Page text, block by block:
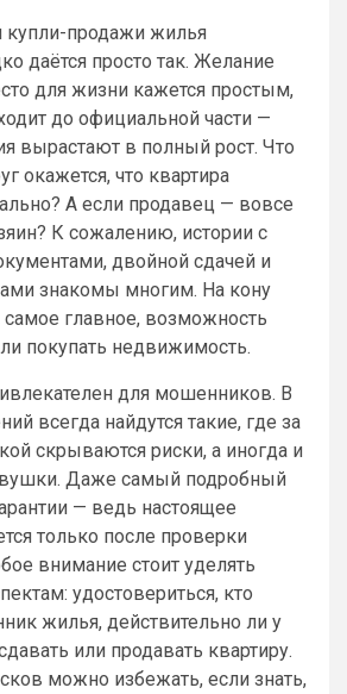
продажи жилья
даётся просто так. Желание
для жизни кажется простым,
до официальной части —
вырастают в полный рост. Что
окажется, что квартира
А если продавец — вовсе
К сожалению, истории с
двойной сдачей и
знакомы многим. На кону
главное, возможность
покупать недвижимость.
для мошенников. В
всегда найдутся такие, где за
скрываются риски, а иногда и
Даже самый подробный
— ведь настоящее
только после проверки
внимание стоит уделять
удостовериться, кто
жилья, действительно ли у
или продавать квартиру.
можно избежать, если знать,